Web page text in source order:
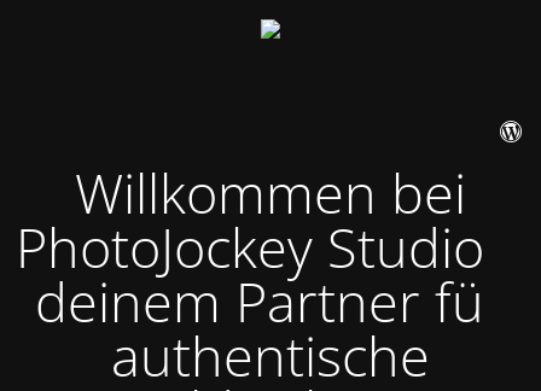
Willkommen bei
PhotoJockey Studio –
deinem Partner für
authentische